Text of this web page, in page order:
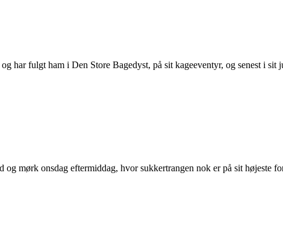
har fulgt ham i Den Store Bagedyst, på sit kageeventyr, og senest i
mørk onsdag eftermiddag, hvor sukkertrangen nok er på sit højeste